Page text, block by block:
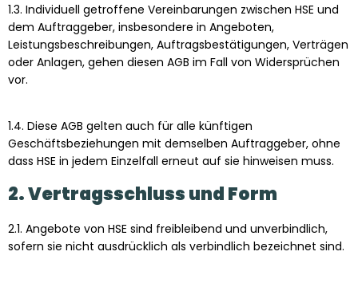
1.3. Individuell getroffene Vereinbarungen zwischen HSE und
dem Auftraggeber, insbesondere in Angeboten,
Leistungsbeschreibungen, Auftragsbestätigungen, Verträgen
oder Anlagen, gehen diesen AGB im Fall von Widersprüchen
vor.
1.4. Diese AGB gelten auch für alle künftigen
Geschäftsbeziehungen mit demselben Auftraggeber, ohne
dass HSE in jedem Einzelfall erneut auf sie hinweisen muss.
2. Vertragsschluss und Form
2.1. Angebote von HSE sind freibleibend und unverbindlich,
sofern sie nicht ausdrücklich als verbindlich bezeichnet sind.